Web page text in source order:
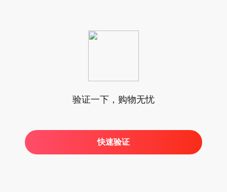
验证一下，购物无忧
快速验证